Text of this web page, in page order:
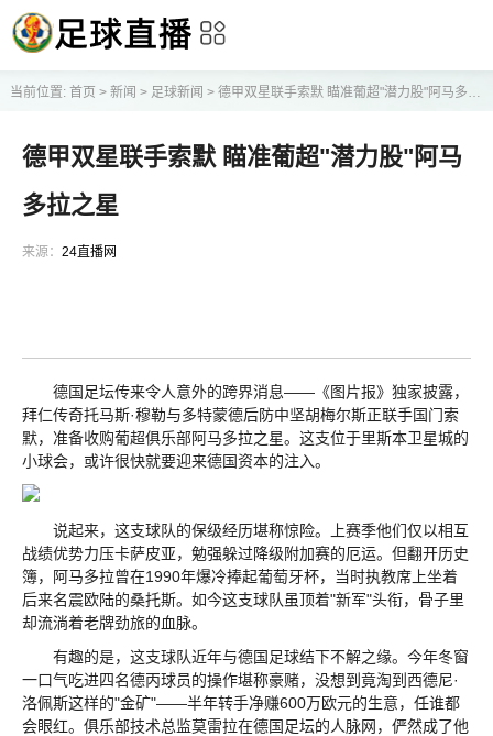
当前位置: 首页 > 新闻 > 足球新闻 > 德甲双星联手索默 瞄准葡超"潜力股"阿马多拉之星
德甲双星联手索默 瞄准葡超"潜力股"阿马
多拉之星
来源： 24直播网
德国足坛传来令人意外的跨界消息——《图片报》独家披露，
拜仁传奇托马斯·穆勒与多特蒙德后防中坚胡梅尔斯正联手国门索
默，准备收购葡超俱乐部阿马多拉之星。这支位于里斯本卫星城的
小球会，或许很快就要迎来德国资本的注入。
说起来，这支球队的保级经历堪称惊险。上赛季他们仅以相互
战绩优势力压卡萨皮亚，勉强躲过降级附加赛的厄运。但翻开历史
簿，阿马多拉曾在1990年爆冷捧起葡萄牙杯，当时执教席上坐着
后来名震欧陆的桑托斯。如今这支球队虽顶着"新军"头衔，骨子里
却流淌着老牌劲旅的血脉。
有趣的是，这支球队近年与德国足球结下不解之缘。今年冬窗
一口气吃进四名德丙球员的操作堪称豪赌，没想到竟淘到西德尼·
洛佩斯这样的"金矿"——半年转手净赚600万欧元的生意，任谁都
会眼红。俱乐部技术总监莫雷拉在德国足坛的人脉网，俨然成了他